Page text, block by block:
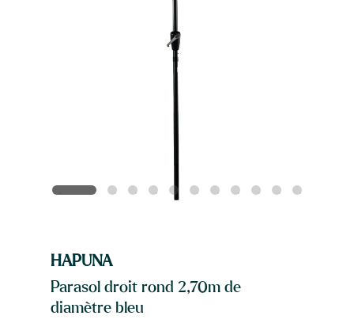
HAPUNA
Parasol droit rond 2,70m de
diamètre bleu